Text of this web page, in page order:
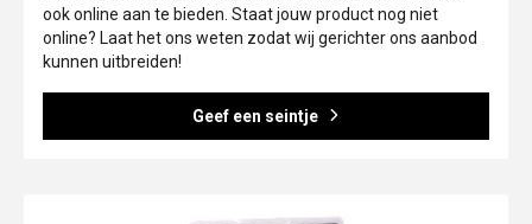
ook online aan te bieden. Staat jouw product nog niet
online? Laat het ons weten zodat wij gerichter ons aanbod
kunnen uitbreiden!
Geef een seintje